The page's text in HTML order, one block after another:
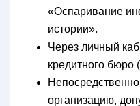
«Оспаривание
истории».
Через личный
кредитного бюро
организацию,